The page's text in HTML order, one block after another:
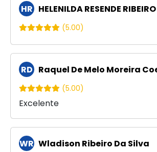
HR HELENILDA RESENDE RIBEIRO
(5.00)
RD Raquel De Melo Moreira
(5.00)
Excelente
WR Wladison Ribeiro Da Silva